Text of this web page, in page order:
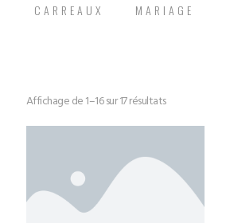
CARREAUX MARIAGE
Affichage de 1–16 sur 17 résultats